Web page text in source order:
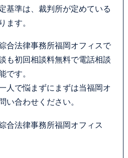
基準は、裁判所が定めている
ます。
合法律事務所福岡オフィスで
も初回相談料無料で電話相談
です。
人で悩まずにまずは当福岡オ
い合わせください。
合法律事務所福岡オフィス